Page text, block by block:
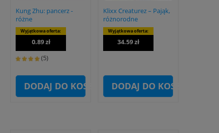
Kung Zhu: pancerz -
różne
Wyjątkowa oferta:
0.89 zł
(5)
DODAJ DO KOSZYKA
Klixx Creaturez – Pająk,
różnorodne
Wyjątkowa oferta:
34.59 zł
DODAJ DO KOSZYKA